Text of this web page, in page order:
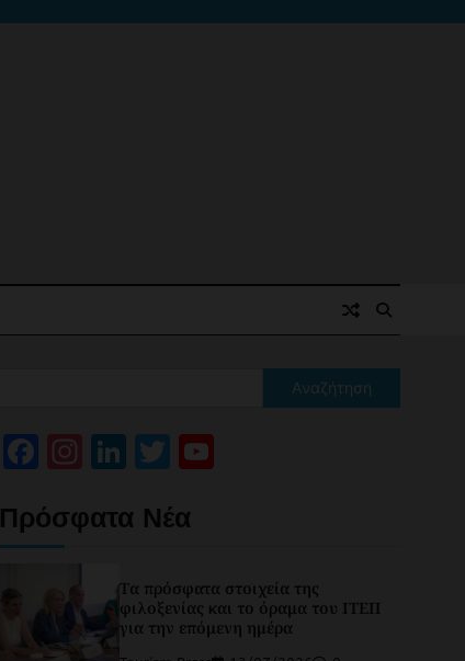
Αναζήτηση
Facebook
Instagram
LinkedIn
Twitter
Πρόσφατα Νέα
Τα πρόσφατα στοιχεία της
φιλοξενίας και το όραμα του ΙΤΕΠ
για την επόμενη ημέρα